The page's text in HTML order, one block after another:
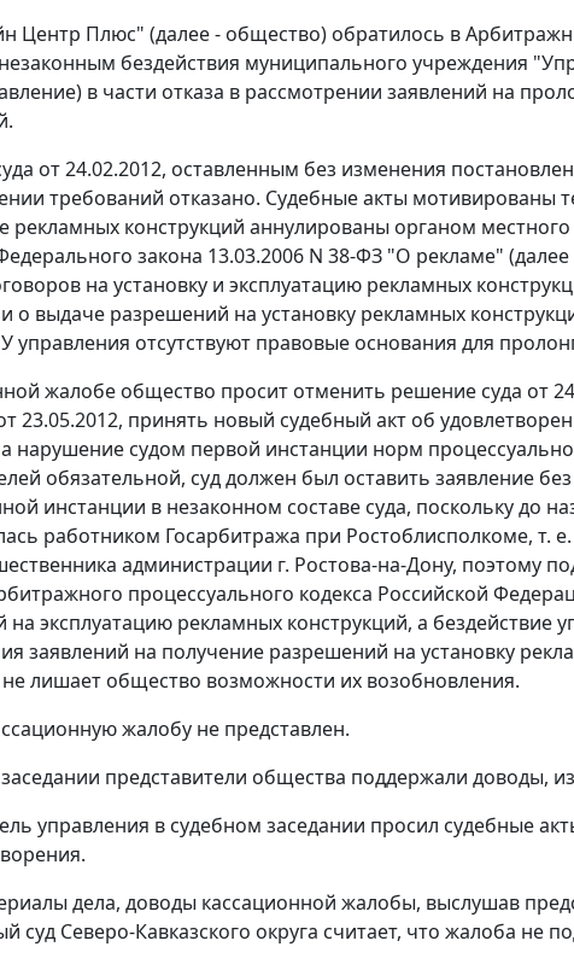
Центр Плюс" (далее - общество) обратилось в
бездействия муниципального учреждения
в части отказа в рассмотрении заявлений на
от 24.02.2012, оставленным без изменения
требований отказано. Судебные акты
рекламных конструкций аннулированы органом
закона 13.03.2006 N 38-ФЗ "О рекламе"
на установку и эксплуатацию рекламных
о выдаче разрешений на установку рекламных
управления отсутствуют правовые основания для
жалобе общество просит отменить решение суда от
23.05.2012, принять новый судебный акт об
нарушение судом первой инстанции норм
обязательной, суд должен был оставить заявление
инстанции в незаконном составе суда, поскольку до
работником Госарбитража при Ростоблисполкоме, т.
администрации г. Ростова-на-Дону, поэтому
процессуального кодекса Российской
эксплуатацию рекламных конструкций, а бездействие
заявлений на получение разрешений на установку
лишает общество возможности их возобновления.
жалобу не представлен.
представители общества поддержали доводы,
управления в судебном заседании просил судебные
дела, доводы кассационной жалобы, выслушав
суд Северо-Кавказского округа считает, что жалоба не